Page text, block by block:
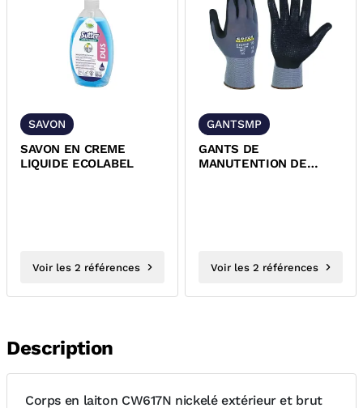
SAVON
SAVON EN CREME
LIQUIDE ECOLABEL
Voir les 2 références
GANTSMP
GANTS DE
MANUTENTION DE
Voir les 2 références
Description
Corps en laiton CW617N nickelé extérieur et brut